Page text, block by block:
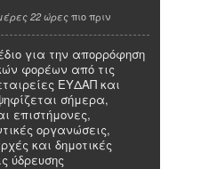
22 ώρες πιο πριν
για την απορρόφηση
φορέων από τις
ΕΥΔΑΠ και
σήμερα,
επιστήμονες,
οργανώσεις,
και δημοτικές
ύδρευσης